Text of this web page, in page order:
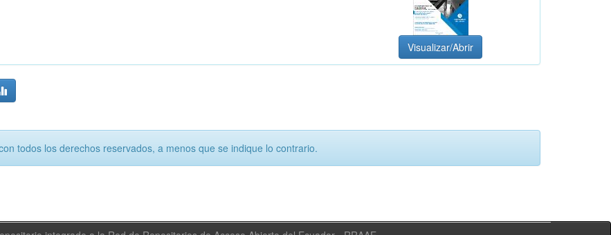
Visualizar/Abrir
todos los derechos reservados, a menos que se indique lo contrario.